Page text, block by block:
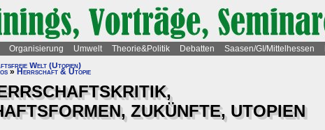
Organisierung Umwelt Theorie&Politik Debatten Saasen/GI/Mittelhessen
Welt (Utopien)
» Herrschaft & Utopie
ZUKÜNFTE, UTOPIEN